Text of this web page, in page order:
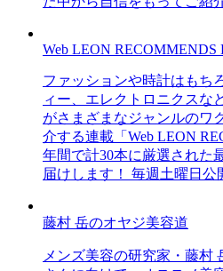
Web LEON RECOMMENDS
ファッションや時計はもち
ィー、エレクトロニクスな
がさまざまなジャンルのワ
介する連載「Web LEON
年間で計30本に厳選された
届けします！ 毎週土曜日公
藤村 岳のオヤジ美容道
メンズ美容の研究家・藤村